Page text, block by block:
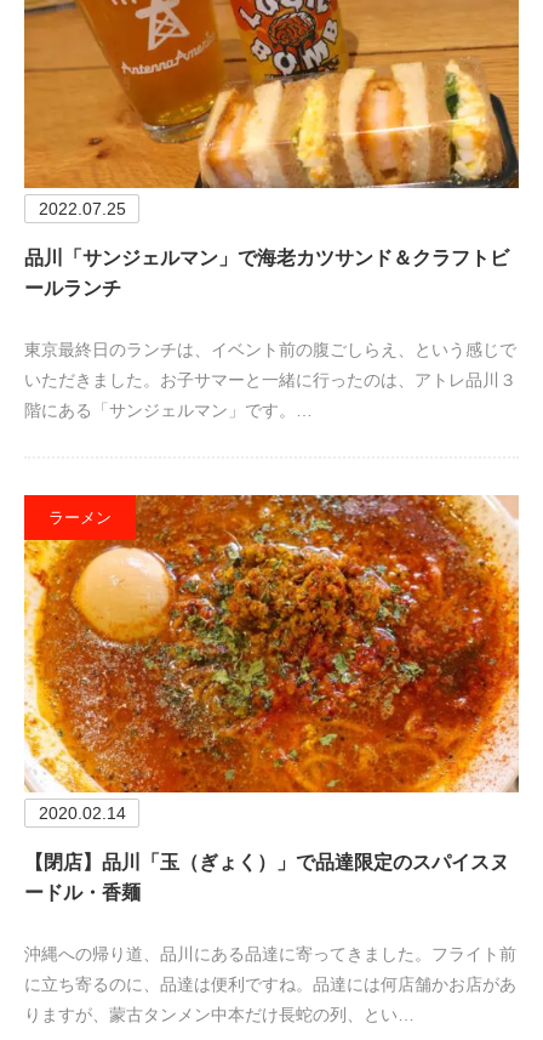
2022.07.25
品川「サンジェルマン」で海老カツサンド＆クラフトビ
ールランチ
東京最終日のランチは、イベント前の腹ごしらえ、という感じで
いただきました。お子サマーと一緒に行ったのは、アトレ品川３
階にある「サンジェルマン」です。…
ラーメン
2020.02.14
【閉店】品川「玉（ぎょく）」で品達限定のスパイスヌ
ードル・香麺
沖縄への帰り道、品川にある品達に寄ってきました。フライト前
に立ち寄るのに、品達は便利ですね。品達には何店舗かお店があ
りますが、蒙古タンメン中本だけ長蛇の列、とい…